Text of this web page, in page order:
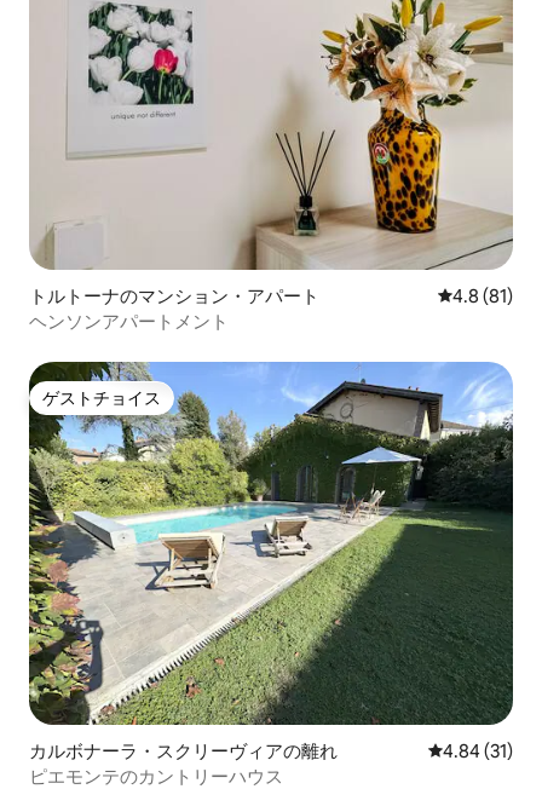
トルトーナのマンション・アパート レビュー81
4.8 (81)
ヘンソンアパートメント
ゲストチョイス
ゲストチョイス
カルボナーラ・スクリーヴィアの離れ レビュー31
4.84 (31)
ピエモンテのカントリーハウス